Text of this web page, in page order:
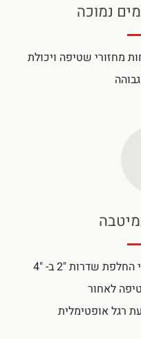
נמוכה
עם פחות מחזורי שטיפה ויכולת
שדרות "2 ב- "4
לאחור
רגל אופטימלית